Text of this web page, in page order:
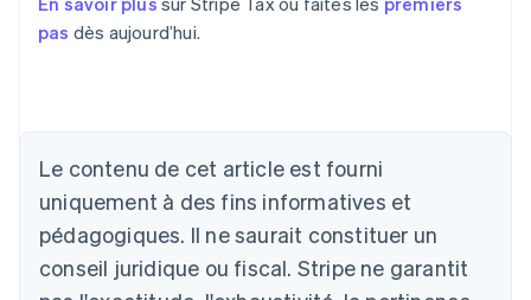
pas dès aujourd’hui.
Le contenu de cet article est fourni
uniquement à des fins informatives et
pédagogiques. Il ne saurait constituer un
conseil juridique ou fiscal. Stripe ne garantit
Allemagne
DeutschEnglish